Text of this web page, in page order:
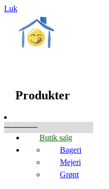
Luk
Produkter
-------------
Butik salg
Bageri
Mejeri
Grønt